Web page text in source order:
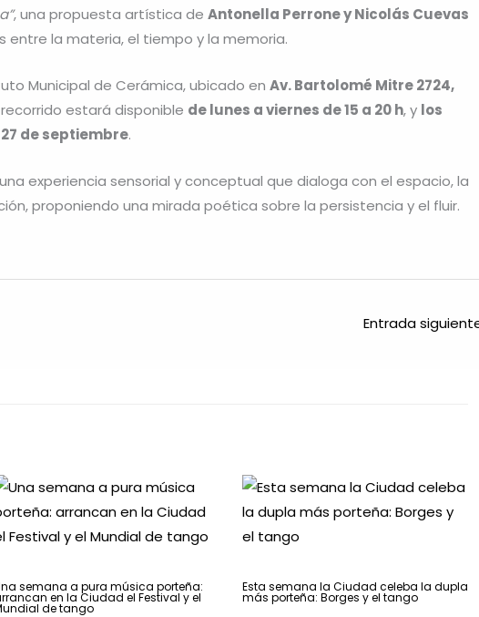
, una propuesta artística de Antonella Perrone y Nicolás Cuevas
entre la materia, el tiempo y la memoria.
Municipal de Cerámica, ubicado en Av. Bartolomé Mitre 2724,
estará disponible de lunes a viernes de 15 a 20 h, y los
27 de septiembre.
experiencia sensorial y conceptual que dialoga con el espacio, la
proponiendo una mirada poética sobre la persistencia y el fluir.
Entrada
semana a pura música porteña:
en la Ciudad el Festival y el
de tango
Esta semana la Ciudad celeba la dupla
más porteña: Borges y el tango